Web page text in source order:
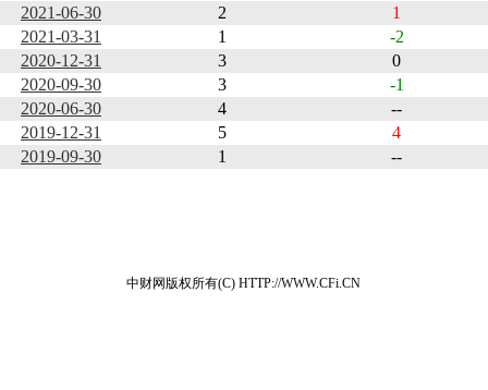
2021-06-30
2
1
2021-03-31
1
-2
2020-12-31
3
0
2020-09-30
3
-1
2020-06-30
4
--
2019-12-31
5
4
2019-09-30
1 --
中财网版权所有(C) HTTP://WWW.CFi.CN